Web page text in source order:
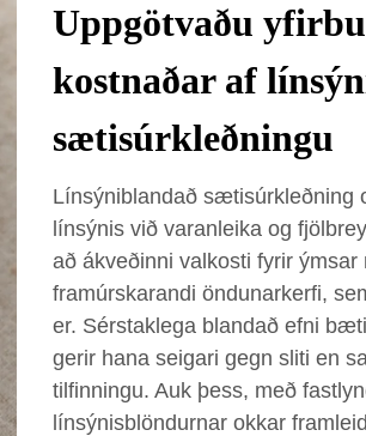
Uppgötvaðu
kostnaðar af
sætisúrkleðningu
Línsýniblandað sætisúrkleðning
línsýnis við varanleika og
að ákveðinni valkosti fyrir
framúrskarandi öndunarkerfi,
er. Sérstaklega blandað efni
gerir hana seigari gegn sliti en
tilfinningu. Auk þess, með
línsýnisblöndurnar okkar